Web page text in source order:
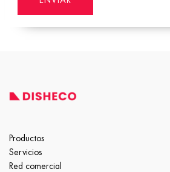
Productos
Servicios
Red comercial